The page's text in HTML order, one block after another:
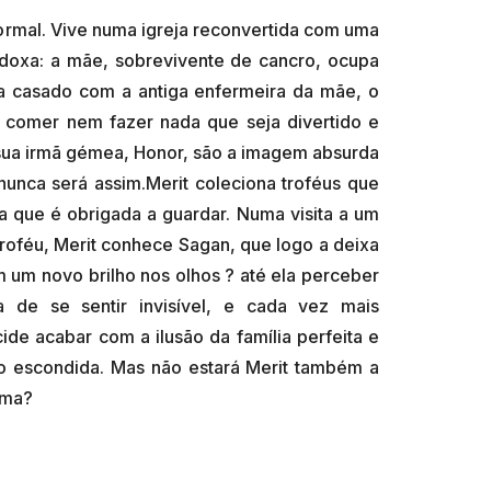
Vive numa igreja reconvertida com uma
a mãe, sobrevivente de cancro, ocupa
casado com a antiga enfermeira da mãe, o
nem fazer nada que seja divertido e
irmã gémea, Honor, são a imagem absurda
será assim.Merit coleciona troféus que
que é obrigada a guardar. Numa visita a um
Merit conhece Sagan, que logo a deixa
um novo brilho nos olhos ? até ela perceber
de se sentir invisível, e cada vez mais
acabar com a ilusão da família perfeita e
Mas não estará Merit também a